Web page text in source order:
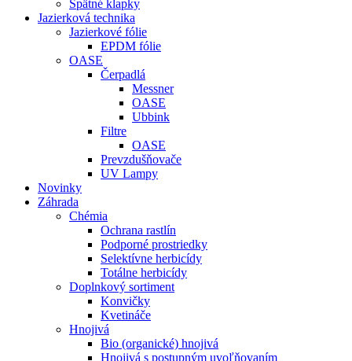
Spätné klapky
Jazierková technika
Jazierkové fólie
EPDM fólie
OASE
Čerpadlá
Messner
OASE
Ubbink
Filtre
OASE
Prevzdušňovače
UV Lampy
Novinky
Záhrada
Chémia
Ochrana rastlín
Podporné prostriedky
Selektívne herbicídy
Totálne herbicídy
Doplnkový sortiment
Konvičky
Kvetináče
Hnojivá
Bio (organické) hnojivá
Hnojivá s postupným uvoľňovaním